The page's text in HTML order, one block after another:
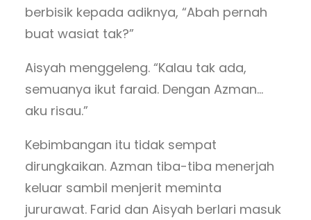
berbisik kepada adiknya, “Abah pernah
buat wasiat tak?”
Aisyah menggeleng. “Kalau tak ada,
semuanya ikut faraid. Dengan Azman…
aku risau.”
Kebimbangan itu tidak sempat
dirungkaikan. Azman tiba-tiba menerjah
keluar sambil menjerit meminta
jururawat. Farid dan Aisyah berlari masuk